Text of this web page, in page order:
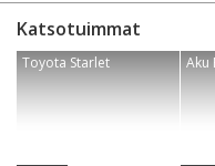
Katsotuimmat
Toyota Starlet Aku